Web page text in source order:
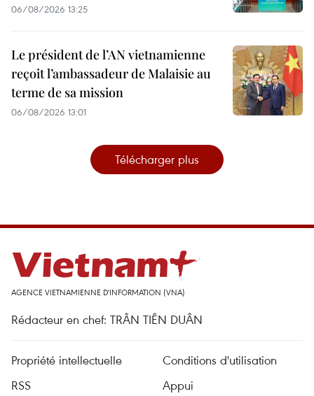
06/08/2026 13:25
Le président de l’AN vietnamienne
reçoit l’ambassadeur de Malaisie au
terme de sa mission
06/08/2026 13:01
Télécharger plus
AGENCE VIETNAMIENNE D'INFORMATION (VNA)
Rédacteur en chef: TRÂN TIÊN DUÂN
Propriété intellectuelle
Conditions d'utilisation
RSS
Appui